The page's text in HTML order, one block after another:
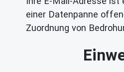
einer Datenpanne
Zuordnung von